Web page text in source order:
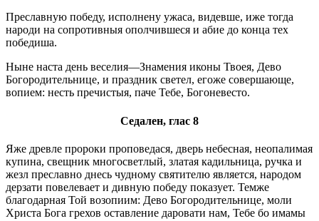
Преславную победу, исполнену ужаса, видевше, иже тогда
народи на сопротивныя ополчившеся и абие до конца тех
победиша.
Ныне наста день веселия—Знамения иконы Твоея, Дево
Богородительнице, и праздник светел, егоже совершающе,
вопием: несть пречистыя, паче Тебе, Богоневесто.
Седален, глас 8
Яже древле пророки проповедася, дверь небесная, неопалимая
купина, свещник многосветлый, златая кадильница, ручка и
жезл преславно днесь чудному святителю является, народом
дерзати повелевает и дивную победу показует. Темже
благодарная Той возопиим: Дево Богородительнице, моли
Христа Бога грехов оставление даровати нам, Тебе бо имамы